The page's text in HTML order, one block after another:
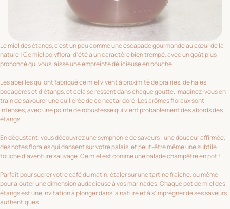
Le miel des étangs, c'est un peu comme une escapade gourmande au cœur de la
nature ! Ce miel polyfloral d'été a un caractère bien trempé, avec un goût plus
prononcé qui vous laisse une empreinte délicieuse en bouche.
Les abeilles qui ont fabriqué ce miel vivent à proximité de prairies, de haies
bocagères et d'étangs, et cela se ressent dans chaque goutte. Imaginez-vous en
train de savourer une cuillerée de ce nectar doré. Les arômes floraux sont
intenses, avec une pointe de robustesse qui vient probablement des abords des
étangs.
En dégustant, vous découvrez une symphonie de saveurs : une douceur affirmée,
des notes florales qui dansent sur votre palais, et peut-être même une subtile
touche d'aventure sauvage. Ce miel est comme une balade champêtre en pot !
Parfait pour sucrer votre café du matin, étaler sur une tartine fraîche, ou même
pour ajouter une dimension audacieuse à vos marinades. Chaque pot de miel des
étangs est une invitation à plonger dans la nature et à s'imprégner de ses saveurs
authentiques.